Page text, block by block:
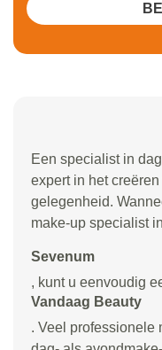
Een specialist in
expert in het
gelegenheid.
make-up specialist in
Sevenum
, kunt u eenvoudig
Vandaag Beauty
. Veel professionele